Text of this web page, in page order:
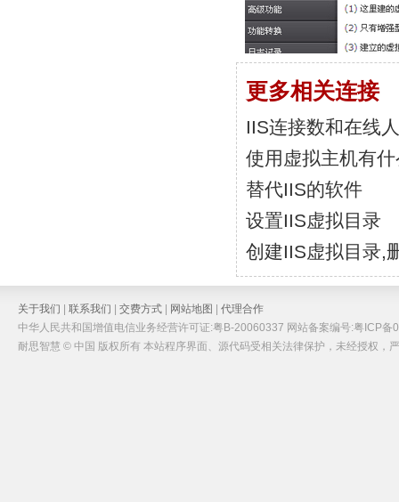
更多相关连接
IIS连接数和在线
使用虚拟主机有
替代IIS的软件
设置IIS虚拟目录
创建IIS虚拟目录,
关于我们 联系我们 交费方式 网站地图
代理合作
中华人民共和国增值电信业务经营许可证:粤B-20060337 网站备案编号:粤ICP备
耐思智慧 © 中国 版权所有 本站程序界面、源代码受相关法律保护，未经授权，